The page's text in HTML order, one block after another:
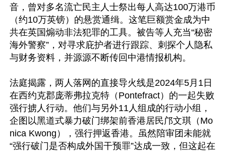
音，曾对多名流亡民主人士祭出每人高达100万港币
（约10万英镑）的悬赏通缉。这笔巨额赏金成为中
共在英国煽动非法犯罪的工具。被告等人充当“秘密
海外警察”，对寻求庇护者进行跟踪、刺探个人隐私
与财务资料，并源源不断传回中港情报机构。
法庭揭露，两人落网的直接导火线是2024年5月1日
在西约克郡庞蒂弗拉克特（Pontefract）的一起失败
强行掳人行动。他们与另外11人组成的行动小组，
企图以黑道式暴力破门绑架前香港居民邝文琪（Mo
nica Kwong），强行押返香港。虽然陪审团未能就
“强行破门是否构成外国干预罪”达成一致，但这起在